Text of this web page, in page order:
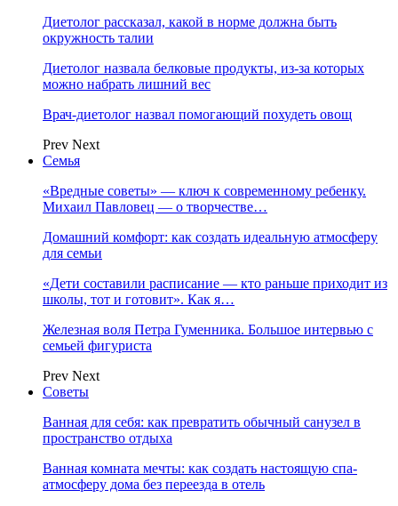
Диетолог рассказал, какой в норме должна быть
окружность талии
Диетолог назвала белковые продукты, из-за которых
можно набрать лишний вес
Врач-диетолог назвал помогающий похудеть овощ
Prev Next
Семья
«Вредные советы» — ключ к современному ребенку.
Михаил Павловец — о творчестве…
Домашний комфорт: как создать идеальную атмосферу
для семьи
«Дети составили расписание — кто раньше приходит из
школы, тот и готовит». Как я…
Железная воля Петра Гуменника. Большое интервью с
семьей фигуриста
Prev Next
Советы
Ванная для себя: как превратить обычный санузел в
пространство отдыха
Ванная комната мечты: как создать настоящую спа-
атмосферу дома без переезда в отель